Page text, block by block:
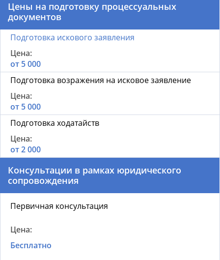
Цены на подготовку процессуальных
документов
Подготовка искового заявления
от 5 000
Подготовка возражения на исковое заявление
от 5 000
Подготовка ходатайств
от 2 000
Консультации в рамках юридического
сопровождения
Первичная консультация
Бесплатно